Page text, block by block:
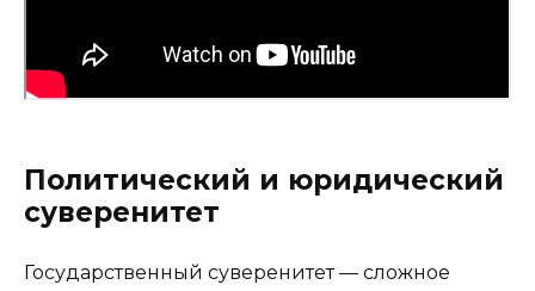
Политический и юридический
суверенитет
Государственный суверенитет — сложное